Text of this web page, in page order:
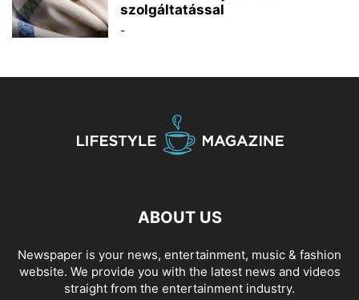
szolgáltatással
-
ABOUT US
Newspaper is your news, entertainment, music & fashion
website. We provide you with the latest news and videos
straight from the entertainment industry.